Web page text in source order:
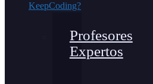
KeepCoding?
Profesores
Expertos